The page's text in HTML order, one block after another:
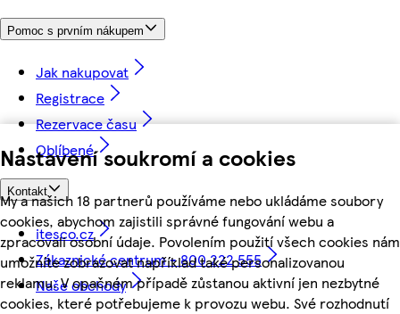
Nastavení soukromí a cookies
My a našich 18 partnerů používáme nebo ukládáme soubory
cookies, abychom zajistili správné fungování webu a
zpracovali osobní údaje. Povolením použití všech cookies nám
umožníte zobrazovat například také personalizovanou
reklamu. V opačném případě zůstanou aktivní jen nezbytné
cookies, které potřebujeme k provozu webu. Své rozhodnutí
Pomoc s prvním nákupem
Jak nakupovat
Registrace
Rezervace času
Oblíbené
Kontakt
itesco.cz
Zákaznické centrum - 800 222 555
Naše obchody